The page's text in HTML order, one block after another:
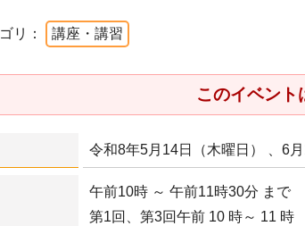
リ： 講座・講習
このイベント
令和8年5月14日（木曜日） 、6
午前10時 ～ 午前11時30分 まで
第1回、第3回午前 10 時～ 11 時